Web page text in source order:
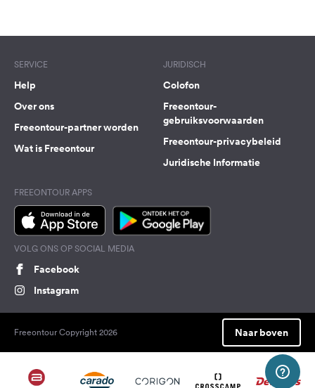
SERVICE
Help
Over ons
Freeontour-partner worden
Wat is Freeontour
JURIDISCH
Colofon
Freeontour-
gebruiksvoorwaarden
Freeontour-privacybeleid
Juridische Informatie
FREEONTOUR APPS
VOLG ONS OP SOCIAL MEDIA
Facebook
Instagram
Freeontour Copyright 2026 Naar boven